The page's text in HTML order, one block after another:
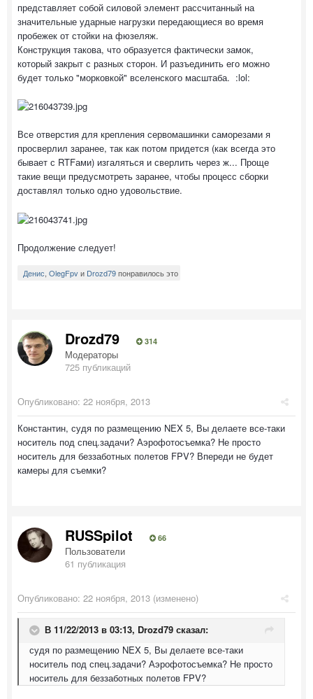
представляет собой силовой элемент рассчитанный на
значительные ударные нагрузки передающиеся во время
пробежек от стойки на фюзеляж.
Конструкция такова, что образуется фактически замок,
который закрыт с разных сторон. И разъединить его можно
будет только "морковкой" вселенского масштаба. :lol:
Все отверстия для крепления сервомашинки саморезами я
просверлил заранее, так как потом придется (как всегда это
бывает с RTFами) изгаляться и сверлить через ж... Проще
такие вещи предусмотреть заранее, чтобы процесс сборки
доставлял только одно удовольствие.
Продолжение следует!
Денис OlegFpvи Drozd79понравилось это
Drozd79 314
Модераторы
725 публикаций
Опубликовано: 22 ноября, 2013
Константин, судя по размещению NEX 5, Вы делаете все-таки
носитель под спец.задачи? Аэрофотосъемка? Не просто
носитель для беззаботных полетов FPV? Впереди не будет
камеры для съемки?
RUSSpilot 66
Пользователи
61 публикация
Опубликовано: 22 ноября, 2013 (изменено)
В 11/22/2013 в 03:13, Drozd79 сказал:
судя по размещению NEX 5, Вы делаете все-таки
носитель под спец.задачи? Аэрофотосъемка? Не просто
носитель для беззаботных полетов FPV?